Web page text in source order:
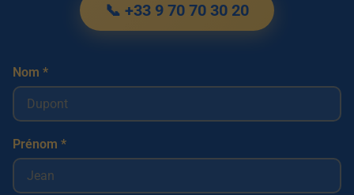
📞 +33 9 70 70 30 20
Nom *
Prénom *